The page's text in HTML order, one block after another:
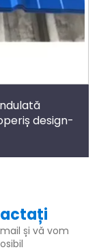
design-
și vă vom